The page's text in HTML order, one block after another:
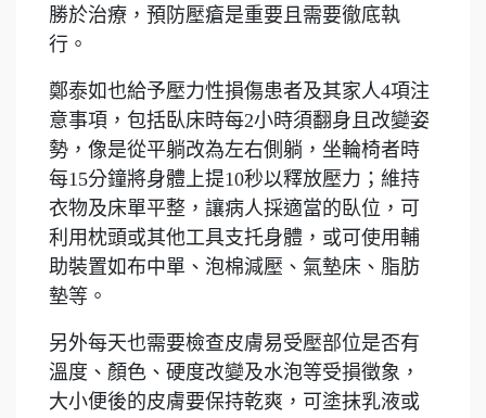
勝於治療，預防壓瘡是重要且需要徹底執
行。
鄭泰如也給予壓力性損傷患者及其家人4項注
意事項，包括臥床時每2小時須翻身且改變姿
勢，像是從平躺改為左右側躺，坐輪椅者時
每15分鐘將身體上提10秒以釋放壓力；維持
衣物及床單平整，讓病人採適當的臥位，可
利用枕頭或其他工具支托身體，或可使用輔
助裝置如布中單、泡棉減壓、氣墊床、脂肪
墊等。
另外每天也需要檢查皮膚易受壓部位是否有
溫度、顏色、硬度改變及水泡等受損徵象，
大小便後的皮膚要保持乾爽，可塗抹乳液或